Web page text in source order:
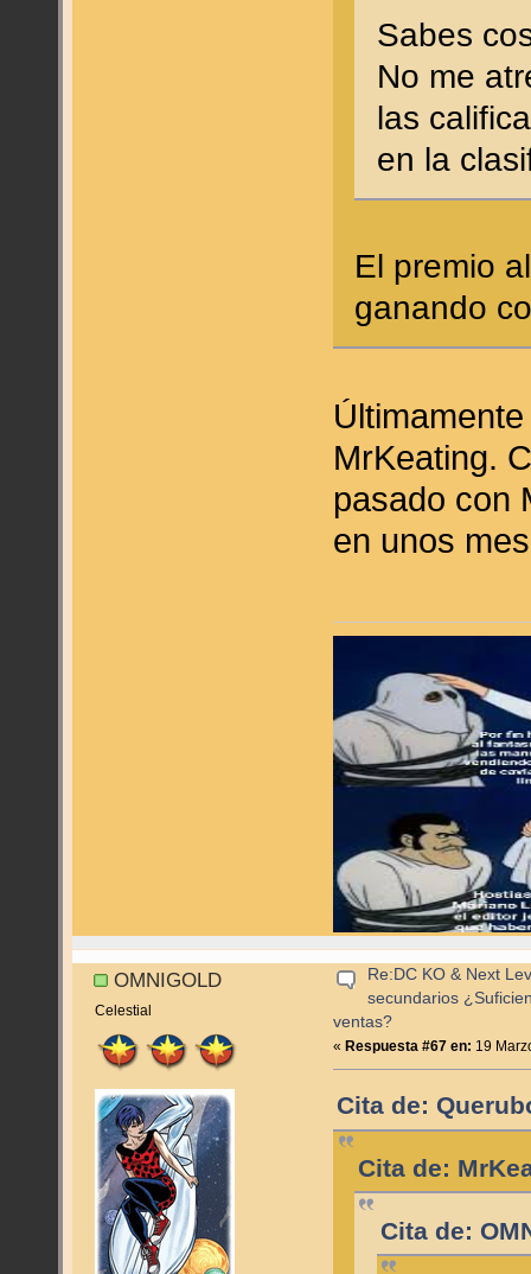
Sabes
No me
las
en la
El premio
ganando
MrKeating.
pasado con
en unos
OMNIGOLD
Celestial
Re:DC KO & Next
secundarios
ventas?
« Respuesta #67 en: 19
Cita de:
Cita de:
Cita de: